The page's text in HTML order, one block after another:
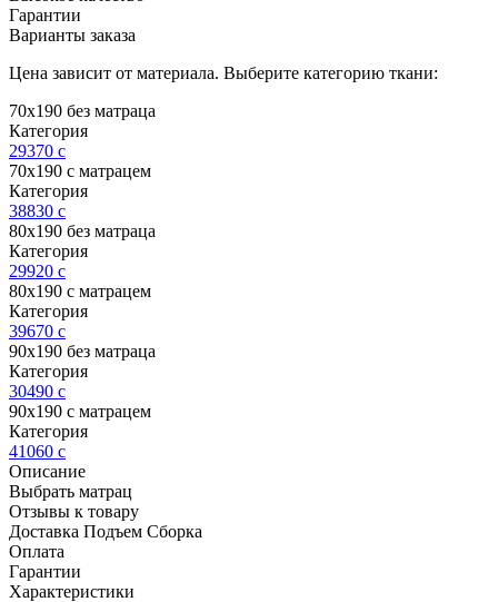
Гарантии
Варианты заказа
Цена зависит от материала. Выберите категорию ткани:
70х190 без матраца
Категория
29370 c
70х190 с матрацем
Категория
38830 c
80х190 без матраца
Категория
29920 c
80х190 с матрацем
Категория
39670 c
90х190 без матраца
Категория
30490 c
90х190 с матрацем
Категория
41060 c
Описание
Выбрать матрац
Отзывы к товару
Доставка Подъем Сборка
Оплата
Гарантии
Характеристики